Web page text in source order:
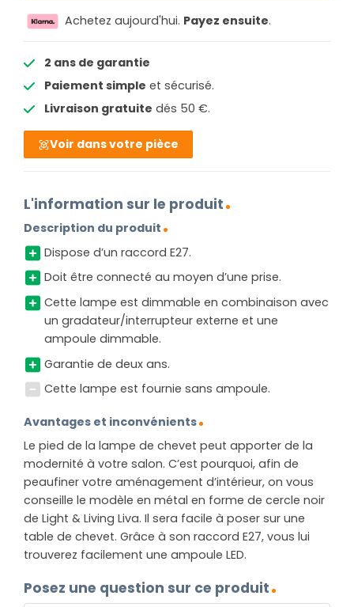
Achetez aujourd'hui. Payez ensuite.
2 ans de garantie
Paiement simple et sécurisé.
Livraison gratuite dés 50 €.
Voir dans votre pièce
L'information sur le produit
Description du produit
Dispose d’un raccord E27.
Doit être connecté au moyen d’une prise.
Cette lampe est dimmable en combinaison avec
un gradateur/interrupteur externe et une
ampoule dimmable.
Garantie de deux ans.
Cette lampe est fournie sans ampoule.
Avantages et inconvénients
Le pied de la lampe de chevet peut apporter de la
modernité à votre salon. C’est pourquoi, afin de
peaufiner votre aménagement d’intérieur, on vous
conseille le modèle en métal en forme de cercle noir
de Light & Living Liva. Il sera facile à poser sur une
table de chevet. Grâce à son raccord E27, vous lui
trouverez facilement une ampoule LED.
Posez une question sur ce produit